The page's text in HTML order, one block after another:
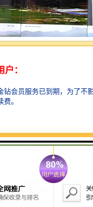
觑的作用，为人们的出行
显示平台则是整个电子交